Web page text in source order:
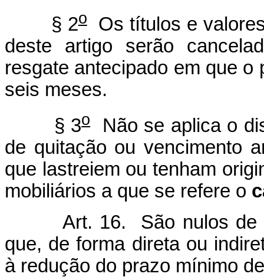
§ 2oOs títulos e
deste artigo serão
resgate antecipado em que
seis meses.
§ 3oNão se aplica o
de quitação ou vencimento
que lastreiem ou tenham
mobiliários a que se refere o
Art. 16. São nulos de
que, de forma direta ou
à redução do prazo mínimo